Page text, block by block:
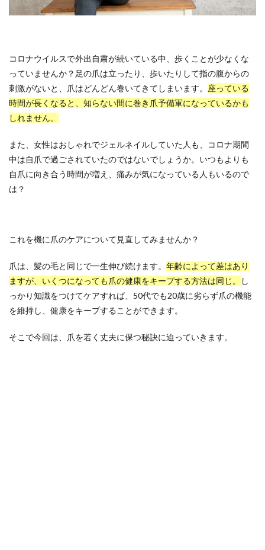
コロナウイルスで外出自粛が続いている中、歩くことが少なくな
っていませんか？足の爪は立ったり、歩いたりして指の腹からの
刺激がないと、爪はどんどん巻いてきてしまいます。 座っている
時間が長くなると、知らない間に巻き爪予備軍になっているかも
しれません。
また、女性はおしゃれでジェルネイルしていた人も、コロナ期間
中は自爪で過ごされていたのではないでしょうか。いつもよりも
自爪に向き合う時間が増え、痛みが気になっている人もいるので
は？
これを機に爪のケアについて見直してみませんか？
爪は、髪の毛と同じで一生伸び続けます。 年齢によって差はあり
ますが、いくつになっても爪の健康をキープする方法は同じ。
し
っかり知識をつけてケアすれば、50代でも20歳に劣らず爪の機能
を維持し、健康をキープすることができます。
そこで今回は、爪を若く丈夫に保つ秘訣に迫っていきます。